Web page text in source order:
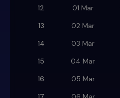
12
01 Mar
13
02 Mar
14
03 Mar
15
04 Mar
16
05 Mar